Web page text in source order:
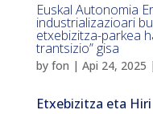
Euskal Autonomia
industrializazioari
etxebizitza-parkea
trantsizio” gisa
by fon | Api 24, 2025 |
Etxebizitza eta